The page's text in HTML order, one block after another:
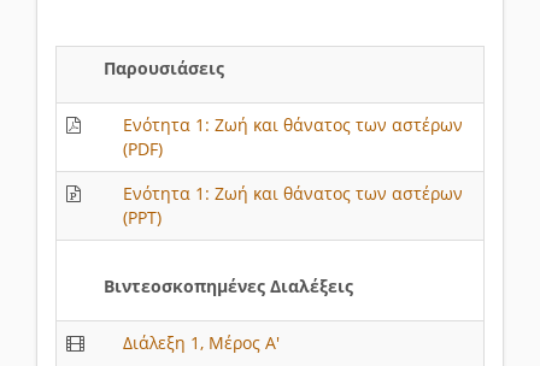
Παρουσιάσεις
Ενότητα 1: Ζωή και θάνατος των αστέρων
(PDF)
Ενότητα 1: Ζωή και θάνατος των αστέρων
(PPT)
Βιντεοσκοπημένες Διαλέξεις
Διάλεξη 1, Μέρος Α'